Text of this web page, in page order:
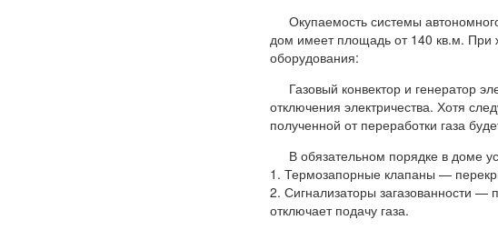
Окупаемость системы
дом имеет площадь от 140 кв.м. При
оборудования:
Газовый конвектор и генератор
отключения электричества. Хотя
полученной от переработки газа
В обязательном порядке в доме
1. Термозапорные клапаны —
2. Сигнализаторы загазованности —
отключает подачу газа.